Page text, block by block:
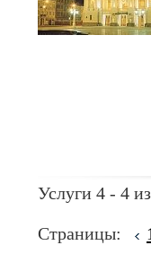
Услуги 4 - 4
Страницы: